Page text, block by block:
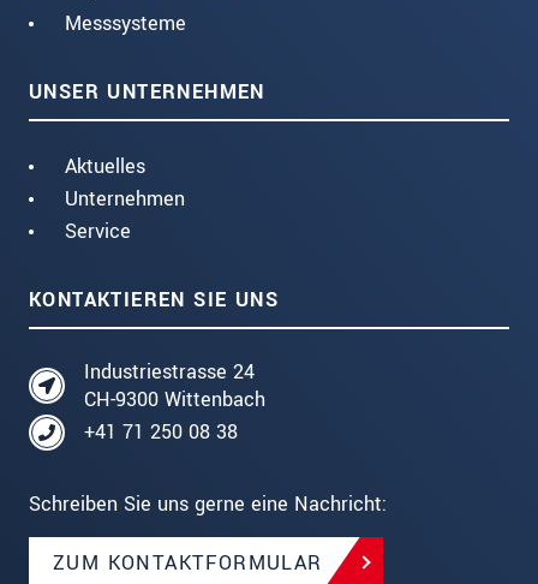
Messsysteme
UNSER UNTERNEHMEN
Aktuelles
Unternehmen
Service
KONTAKTIEREN SIE UNS
Industriestrasse 24
CH-9300 Wittenbach
+41 71 250 08 38
Schreiben Sie uns gerne eine Nachricht:
ZUM KONTAKTFORMULAR